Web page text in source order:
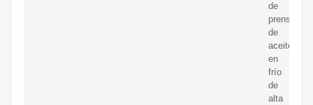
de
prensa
de
aceite
en
frío
de
alta